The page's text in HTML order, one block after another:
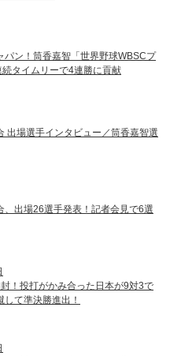
パン！筒香嘉智「世界野球WBSCプ
タイムリーで4連勝に貢献
出場選手インタビュー／筒香嘉智選
、出場26選手発表！記者会見で6選
！投打がかみ合った日本が9対3で
て準決勝進出！